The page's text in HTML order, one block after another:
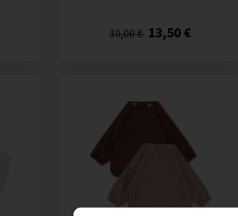
30,00 € 13,50 €